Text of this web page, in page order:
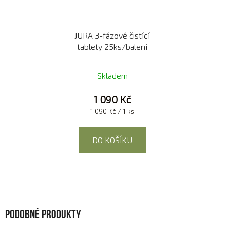
JURA 3-fázové čistící
tablety 25ks/balení
Skladem
1 090 Kč
Měrná
1 090 Kč / 1 ks
DO KOŠÍKU
Podobné produkty